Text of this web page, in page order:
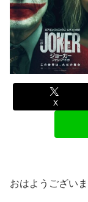
X
おはようござい